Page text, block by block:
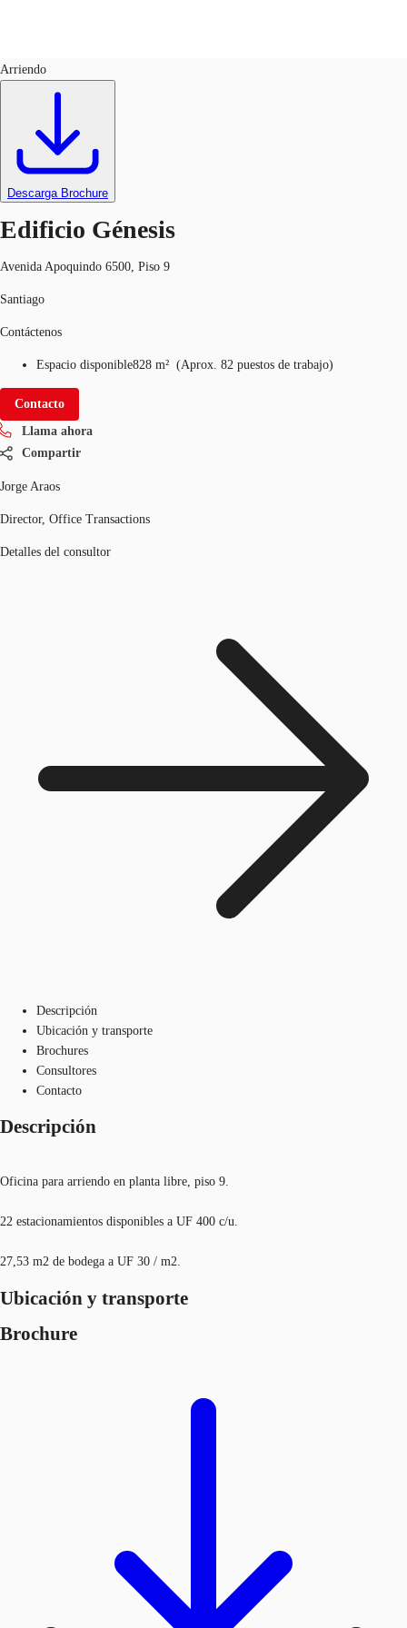
Nuestros servicios
Noticias e Investigaciones
Favoritos
Llama ahora
Arriendo
Descarga Brochure
Edificio Génesis
Avenida Apoquindo 6500, Piso 9
Santiago
Contáctenos
Espacio disponible828 m² (Aprox. 82 puestos de trabajo)
Contacto
Llama ahora
Compartir
Jorge Araos
Director, Office Transactions
Detalles del consultor
Descripción
Ubicación y transporte
Brochures
Consultores
Contacto
Descripción
Oficina para arriendo en planta libre, piso 9.
22 estacionamientos disponibles a UF 400 c/u.
27,53 m2 de bodega a UF 30 / m2.
Ubicación y transporte
Brochure